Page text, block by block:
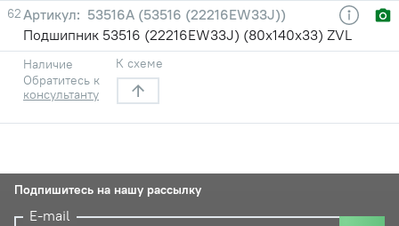
62
53516А (53516 (22216EW33J))
Подшипник 53516 (22216EW33J) (80х140х33) ZVL
Наличие
Обратитесь к
консультанту
К схеме
Подпишитесь на нашу рассылку
E-mail